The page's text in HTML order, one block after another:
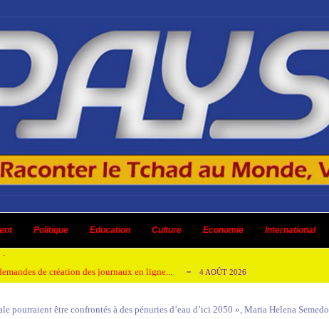
Politique Education Culture Economie International
AOÛT 2026
honorer son ancien leader 2 AOÛT 2026
de création des journaux en ligne... 4 AOÛT 2026
un dividende ni une quelconque plus-... 3 AOÛT 2026
pourraient être confrontés à des pénuries d’eau d’ici 2050 », Maria Helena Semedo